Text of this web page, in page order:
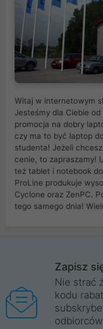
Witaj w internetowym
Jesteśmy dla Ciebie
promocja na dobry
czy ma to być laptop
studenta! Jeżeli
cenie, to zapraszamy!
też tablet i notebook
ProLine produkuje
Cyclone oraz ZenPC.
tego samego dnia!
Wrocław, Poznań,
Trzebnica, Opole.
ProLine to polska firma
legalnie i płacimy
główną w Mirkowie
Zapisz
Nie strać
kodu